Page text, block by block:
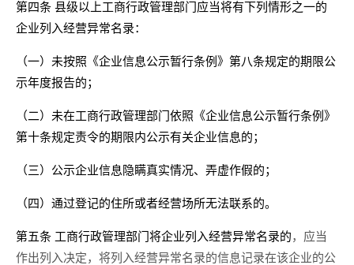
第四条 县级以上工商行政管理部门应当将有下列情形之一的
企业列入经营异常名录：
（一）未按照《企业信息公示暂行条例》第八条规定的期限公
示年度报告的；
（二）未在工商行政管理部门依照《企业信息公示暂行条例》
第十条规定责令的期限内公示有关企业信息的；
（三）公示企业信息隐瞒真实情况、弄虚作假的；
（四）通过登记的住所或者经营场所无法联系的。
第五条 工商行政管理部门将企业列入经营异常名录的，应当
作出列入决定，将列入经营异常名录的信息记录在该企业的公